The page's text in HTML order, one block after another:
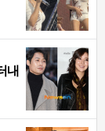
내